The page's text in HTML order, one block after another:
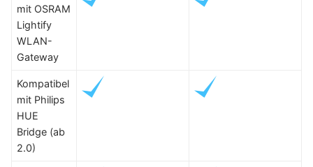
mit OSRAM
Lightify
WLAN-
Gateway
Kompatibel
mit Philips
HUE
Bridge (ab
2.0)